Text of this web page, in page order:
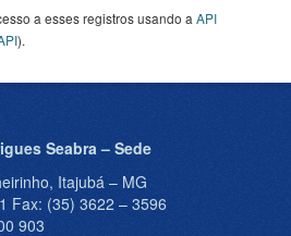
a esses registros usando a API
).
Seabra – Sede
Itajubá – MG
Fax: (35) 3622 – 3596
903